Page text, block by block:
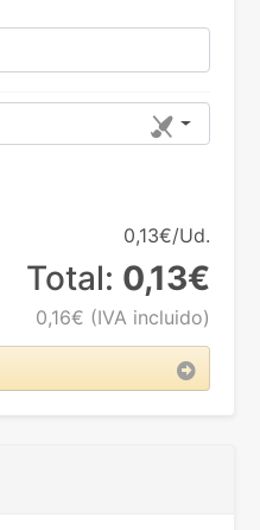
0,13€/Ud.
Total: 0,13€
0,16€ (IVA incluido)